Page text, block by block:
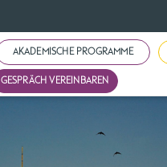
AKADEMISCHE PROGRAMME
GESPRÄCH VEREINBAREN